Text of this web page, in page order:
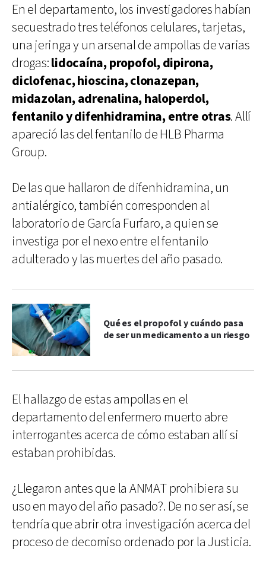
En el departamento, los investigadores habían
secuestrado tres teléfonos celulares, tarjetas,
una jeringa y un arsenal de ampollas de varias
drogas:lidocaína, propofol, dipirona,
diclofenac, hioscina, clonazepan,
midazolan, adrenalina, haloperdol,
fentanilo y difenhidramina, entre otras. Allí
apareció las del fentanilo de HLB Pharma
Group.
De las que hallaron de difenhidramina, un
antialérgico, también corresponden al
laboratorio de García Furfaro, a quien se
investiga por el nexo entre el fentanilo
adulterado y las muertes del año pasado.
Qué es el propofol y cuándo pasa
de ser un medicamento a un riesgo
El hallazgo de estas ampollas en el
departamento del enfermero muerto abre
interrogantes acerca de cómo estaban allí si
estaban prohibidas.
¿Llegaron antes que la ANMAT prohibiera su
uso en mayo del año pasado?. De no ser así, se
tendría que abrir otra investigación acerca del
proceso de decomiso ordenado por la Justicia.